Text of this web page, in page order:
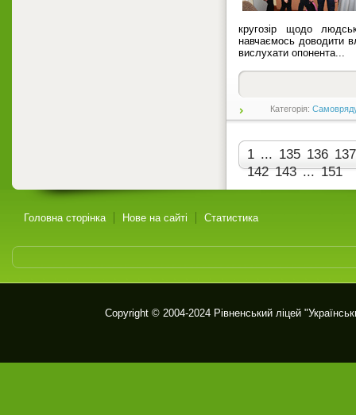
кругозір щодо
навчаємось доводити
вислухати опонента...
Категорія:
1 ... 135 136 137
142 143 ... 151
Головна сторінка Нове на сайті Статистика
Copyright © 2004-2024 Рівненський ліцей